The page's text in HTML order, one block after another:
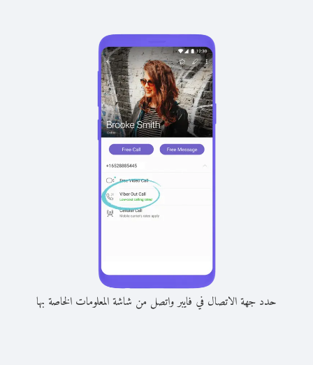
حدد جهة الاتصال في فايبر واتصل من شاشة المعلومات الخاصة بها